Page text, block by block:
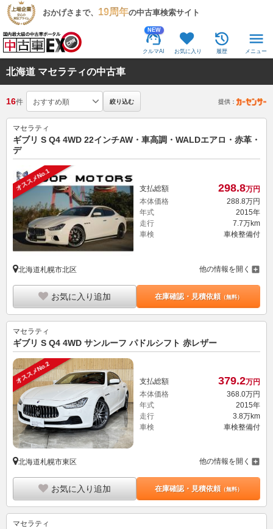
おかげさまで、 19周年の中古車検索サイト
NEW
クルマAI お気に入り 履歴 メニュー
北海道 マセラティの中古車
16件 絞り込む 提供：
マセラティ
ギブリ S Q4 4WD 22インチAW・車高調・WALDエアロ・赤革・
デ
オススメNo.1 支払総額 298.8万円
本体価格
288.8万円
年式
2015年
走行
7.7万km
車検
車検整備付
北海道札幌市北区 他の情報を開く
お気に入り追加 在庫確認・見積依頼（無料）
マセラティ
ギブリ S Q4 4WD サンルーフ パドルシフト 赤レザー
オススメNo.2 支払総額 379.2万円
本体価格
368. 0万円
年式
2015年
走行
3.8万km
車検
車検整備付
北海道札幌市東区 他の情報を開く
お気に入り追加 在庫確認・見積依頼（無料）
マセラティ